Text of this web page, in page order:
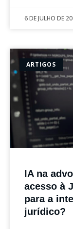
6 DE JULHO DE
ARTIGOS
IA na
acesso à
para a
jurídico?